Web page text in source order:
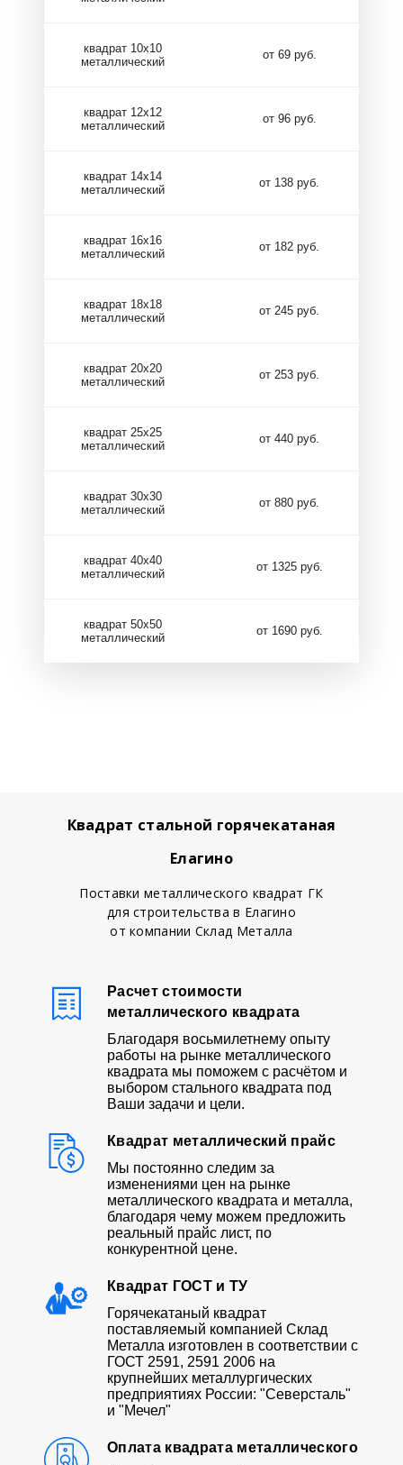
квадрат 10х10
металлический
от 69 руб.
квадрат 12х12
металлический
от 96 руб.
квадрат 14х14
металлический
от 138 руб.
квадрат 16х16
металлический
от 182 руб.
квадрат 18х18
металлический
от 245 руб.
квадрат 20х20
металлический
от 253 руб.
квадрат 25х25
металлический
от 440 руб.
квадрат 30х30
металлический
от 880 руб.
квадрат 40х40
металлический
от 1325 руб.
квадрат 50х50
металлический
от 1690 руб.
Квадрат стальной горячекатаная
Елагино
Поставки металлического квадрат ГК
для строительства в Елагино
от компании Склад Металла
Расчет стоимости
металлического квадрата
Благодаря восьмилетнему опыту
работы на рынке металлического
квадрата мы поможем с расчётом и
выбором стального квадрата под
Ваши задачи и цели.
Квадрат металлический прайс
Мы постоянно следим за
изменениями цен на рынке
металлического квадрата и металла,
благодаря чему можем предложить
реальный прайс лист, по
конкурентной цене.
Квадрат ГОСТ и ТУ
Горячекатаный квадрат
поставляемый компанией Склад
Металла изготовлен в соответствии с
ГОСТ 2591, 2591 2006 на
крупнейших металлургических
предприятиях России: "Северсталь"
и "Мечел"
Оплата квадрата металлического